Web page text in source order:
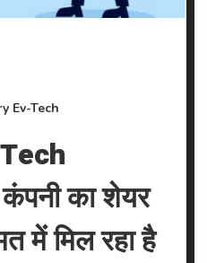
Ev-Tech
का शेयर
में मिल रहा है